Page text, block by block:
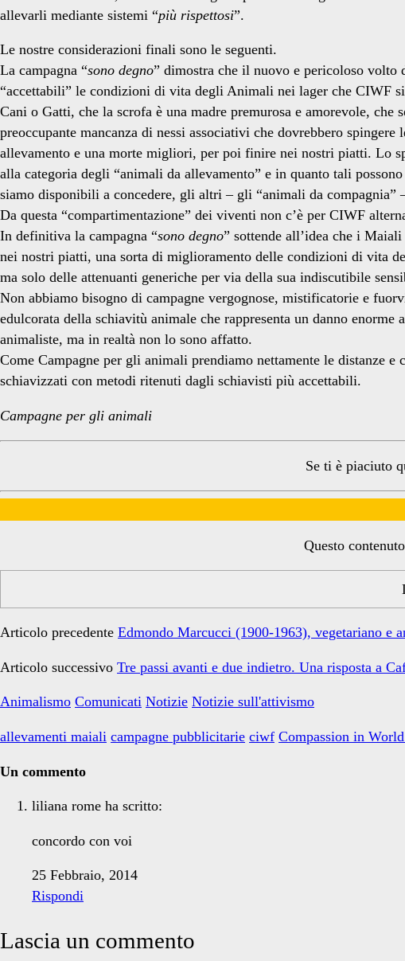
allevarli mediante sistemi “più rispettosi”.
Le nostre considerazioni finali sono le seguenti.
La campagna “sono degno” dimostra che il nuovo e pericoloso volto
“accettabili” le condizioni di vita degli Animali nei lager che CIWF
Cani o Gatti, che la scrofa è una madre premurosa e amorevole,
preoccupante mancanza di nessi associativi che dovrebbero
allevamento e una morte migliori, per poi finire nei nostri piatti. Lo
alla categoria degli “animali da allevamento” e in quanto tali
siamo disponibili a concedere, gli altri – gli “animali da
Da questa “compartimentazione” dei viventi non c’è per CIWF
In definitiva la campagna “sono degno” sottende all’idea che i
nei nostri piatti, una sorta di miglioramento delle condizioni di vita
ma solo delle attenuanti generiche per via della sua indiscutibile
Non abbiamo bisogno di campagne vergognose, mistificatorie e
edulcorata della schiavitù animale che rappresenta un danno
animaliste, ma in realtà non lo sono affatto.
Come Campagne per gli animali prendiamo nettamente le distanze
schiavizzati con metodi ritenuti dagli schiavisti più accettabili.
Campagne per gli animali
Se ti è piaciuto
Questo
Articolo precedente Edmondo Marcucci (1900-1963), vegetariano e
Articolo successivo Tre passi avanti e due indietro. Una risposta a
Animalismo Comunicati Notizie Notizie sull'attivismo
allevamenti maiali campagne pubblicitarie ciwf Compassion in
Un commento
liliana rome ha scritto:
concordo con voi
25 Febbraio, 2014
Rispondi
Lascia un commento